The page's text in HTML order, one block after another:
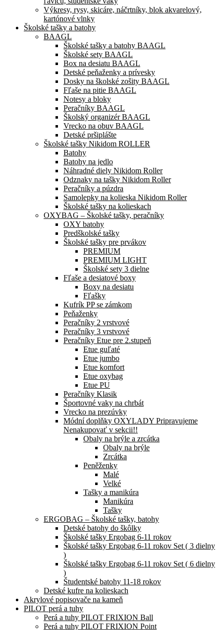
Výkresy, rysy, skicáre, náčrtníky, blok akvarelový,
kartónové vlnky
Školské tašky a batohy
BAAGL
Školské tašky a batohy BAAGL
Školské sety BAAGL
Box na desiatu BAAGL
Detské peňaženky a prívesky
Dosky na školské zošity BAAGL
Fľaše na pitie BAAGL
Notesy a bloky
Peračníky BAAGL
Školský organizér BAAGL
Vrecko na obuv BAAGL
Detské pršiplášte
Školské tašky Nikidom ROLLER
Batohy
Batohy na jedlo
Náhradné diely Nikidom Roller
Odznaky na tašky Nikidom Roller
Peračníky a púzdra
Samolepky na kolieska Nikidom Roller
Školské tašky na kolieskach
OXYBAG – Školské tašky, peračníky
OXY batohy
Predškolské tašky
Školské tašky pre prvákov
PREMIUM
PREMIUM LIGHT
Školské sety 3 dielne
Fľaše a desiatové boxy
Boxy na desiatu
Fľašky
Kufrík PP se zámkom
Peňaženky
Peračníky 2 vrstvové
Peračníky 3 vrstvové
Peračníky Etue pre 2.stupeň
Etue guľaté
Etue jumbo
Etue komfort
Etue oxybag
Etue PU
Peračníky Klasik
Športovné vaky na chrbát
Vrecko na prezúvky
Módní doplňky OXYLADY Pripravujeme
Nenakupovať v sekcii!!
Obaly na brýle a zrcátka
Obaly na brýle
Zrcátka
Peněženky
Malé
Velké
Tašky a manikúra
Manikúra
Tašky
ERGOBAG – Školské tašky, batohy
Detské batohy do škôlky
Školské tašky Ergobag 6-11 rokov
Školské tašky Ergobag 6-11 rokov Set ( 3 dielny
)
Školské tašky Ergobag 6-11 rokov Set ( 6 dielny
)
Študentské batohy 11-18 rokov
Detské kufre na kolieskach
Akrylové popisovače na kameň
PILOT perá a tuhy
Perá a tuhy PILOT FRIXION Ball
Perá a tuhy PILOT FRIXION Point